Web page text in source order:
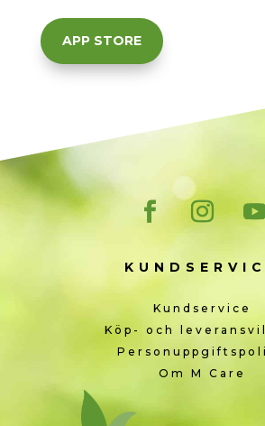
APP STORE
Kundservice
Köp- och
Om M Care